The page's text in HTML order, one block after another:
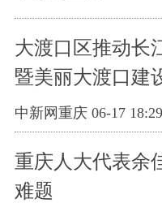
大渡口区推动长
暨美丽大渡口建
中新网重庆 06-17 18:29
重庆人大代表余
难题